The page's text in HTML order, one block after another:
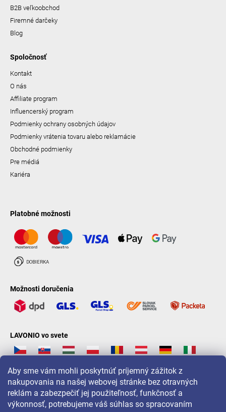
Aby sme vám mohli poskytnúť príjemný zážitok z
nakupovania na našej webovej stránke bez otravných
reklám a zabezpečiť jej použiteľnosť, funkčnosť a
výkonnosť, potrebujeme váš súhlas so spracovaním
B2B veľkoobchod
Firemné darčeky
Blog
Spoločnosť
Kontakt
O nás
Affiliate program
Influencerský program
Podmienky ochrany osobných údajov
Podmienky vrátenia tovaru alebo reklamácie
Obchodné podmienky
Pre médiá
Kariéra
Platobné možnosti
Možnosti doručenia
LAVONIO vo svete
Pre akcie, súťaže a zľavy nás sledujte na: